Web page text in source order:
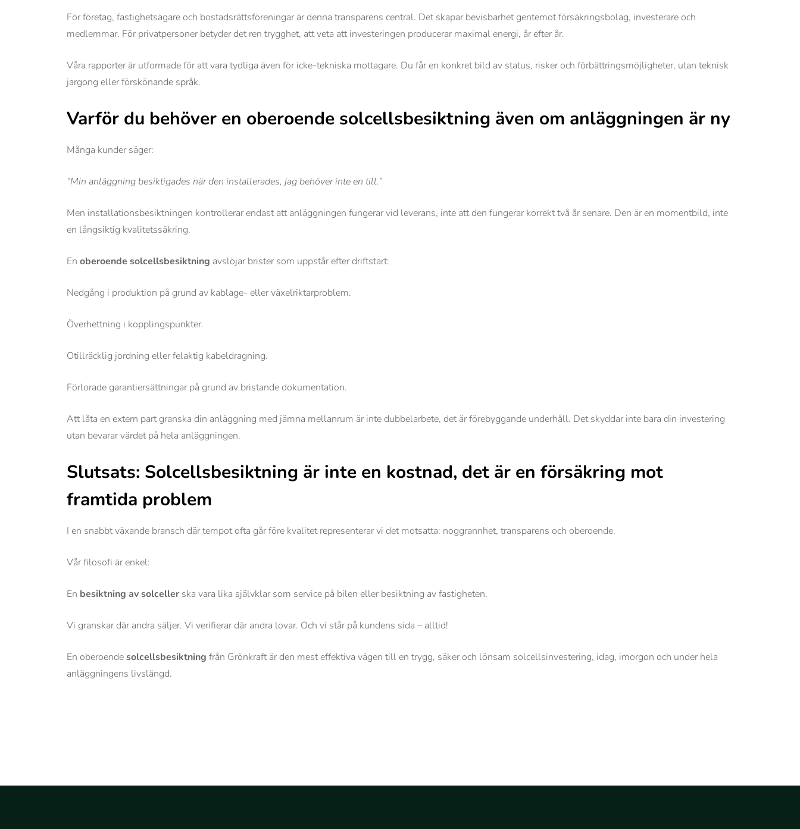
För företag, fastighetsägare och bostadsrättsföreningar är denna transparens central. Det skapar bevisbarhet gentemot försäkringsbolag, investerare och
medlemmar. För privatpersoner betyder det ren trygghet, att veta att investeringen producerar maximal energi, år efter år.
Våra rapporter är utformade för att vara tydliga även för icke-tekniska mottagare. Du får en konkret bild av status, risker och förbättringsmöjligheter, utan teknisk
jargong eller förskönande språk.
Varför du behöver en oberoende solcellsbesiktning även om anläggningen är ny
Många kunder säger:
“Min anläggning besiktigades när den installerades, jag behöver inte en till.”
Men installationsbesiktningen kontrollerar endast att anläggningen fungerar vid leverans, inte att den fungerar korrekt två år senare. Den är en momentbild, inte
en långsiktig kvalitetssäkring.
En oberoende solcellsbesiktning avslöjar brister som uppstår efter driftstart:
Nedgång i produktion på grund av kablage- eller växelriktarproblem.
Överhettning i kopplingspunkter.
Otillräcklig jordning eller felaktig kabeldragning.
Förlorade garantiersättningar på grund av bristande dokumentation.
Att låta en extern part granska din anläggning med jämna mellanrum är inte dubbelarbete, det är förebyggande underhåll. Det skyddar inte bara din investering
utan bevarar värdet på hela anläggningen.
Slutsats: Solcellsbesiktning är inte en kostnad, det är en försäkring mot
framtida problem
I en snabbt växande bransch där tempot ofta går före kvalitet representerar vi det motsatta: noggrannhet, transparens och oberoende.
Vår filosofi är enkel:
En besiktning av solceller ska vara lika självklar som service på bilen eller besiktning av fastigheten.
Vi granskar där andra säljer. Vi verifierar där andra lovar. Och vi står på kundens sida – alltid!
En oberoendesolcellsbesiktning från Grönkraft är den mest effektiva vägen till en trygg, säker och lönsam solcellsinvestering, idag, imorgon och under hela
anläggningens livslängd.